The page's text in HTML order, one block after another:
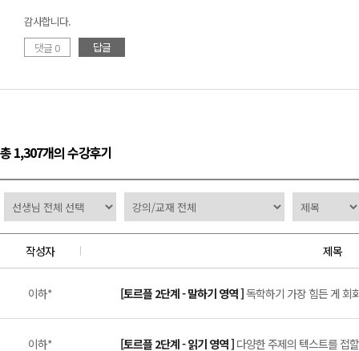
감사합니다.
댓글 0
답글
총 1,307개의 수강후기
작성자 제목
이하* [토르플 2단계 - 말하기 영역 ]독학하기 가장 힘든 게 회
이하* [토르플 2단계 - 읽기 영역 ] 다양한 주제의 텍스트를 접